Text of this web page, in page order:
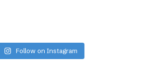
Follow on Instagram